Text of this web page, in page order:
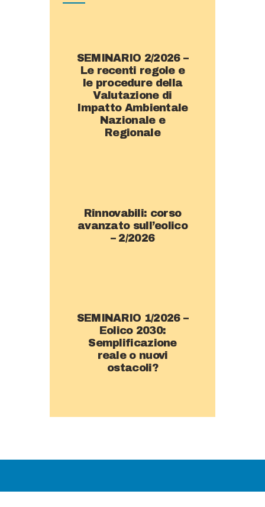
SEMINARIO 2/2026 –
Le recenti regole e
le procedure della
Valutazione di
Impatto Ambientale
Nazionale e
Regionale
Rinnovabili: corso
avanzato sull’eolico
– 2/2026
SEMINARIO 1/2026 –
Eolico 2030:
Semplificazione
reale o nuovi
ostacoli?